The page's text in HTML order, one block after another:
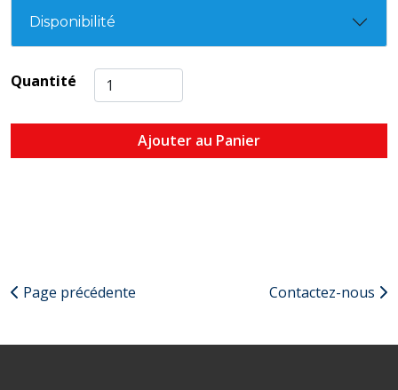
Disponibilité
Quantité
Ajouter au Panier
Page précédente Contactez-nous